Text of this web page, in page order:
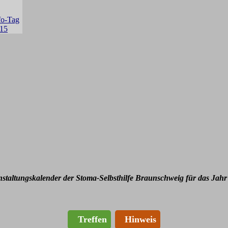
der Stoma-Selbsthilfe Braunschweig für das
Treffen Hinweis